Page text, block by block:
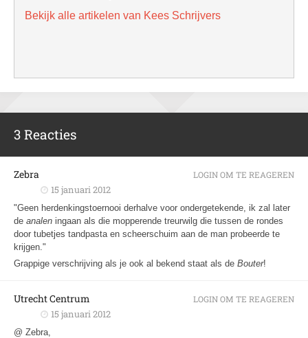
Bekijk alle artikelen van Kees Schrijvers
3 Reacties
Zebra
15 januari 2012
"Geen herdenkingstoernooi derhalve voor ondergetekende, ik zal later
de analen ingaan als die mopperende treurwilg die tussen de rondes
door tubetjes tandpasta en scheerschuim aan de man probeerde te
krijgen."
Grappige verschrijving als je ook al bekend staat als de Bouter!
LOGIN OM TE REAGEREN
Utrecht Centrum
15 januari 2012
@ Zebra,
LOGIN OM TE REAGEREN